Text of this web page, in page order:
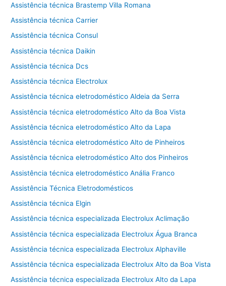
Assistência técnica Brastemp Villa Romana
Assistência técnica Carrier
Assistência técnica Consul
Assistência técnica Daikin
Assistência técnica Dcs
Assistência técnica Electrolux
Assistência técnica eletrodoméstico Aldeia da Serra
Assistência técnica eletrodoméstico Alto da Boa Vista
Assistência técnica eletrodoméstico Alto da Lapa
Assistência técnica eletrodoméstico Alto de Pinheiros
Assistência técnica eletrodoméstico Alto dos Pinheiros
Assistência técnica eletrodoméstico Anália Franco
Assistência Técnica Eletrodomésticos
Assistência técnica Elgin
Assistência técnica especializada Electrolux Aclimação
Assistência técnica especializada Electrolux Água Branca
Assistência técnica especializada Electrolux Alphaville
Assistência técnica especializada Electrolux Alto da Boa Vista
Assistência técnica especializada Electrolux Alto da Lapa